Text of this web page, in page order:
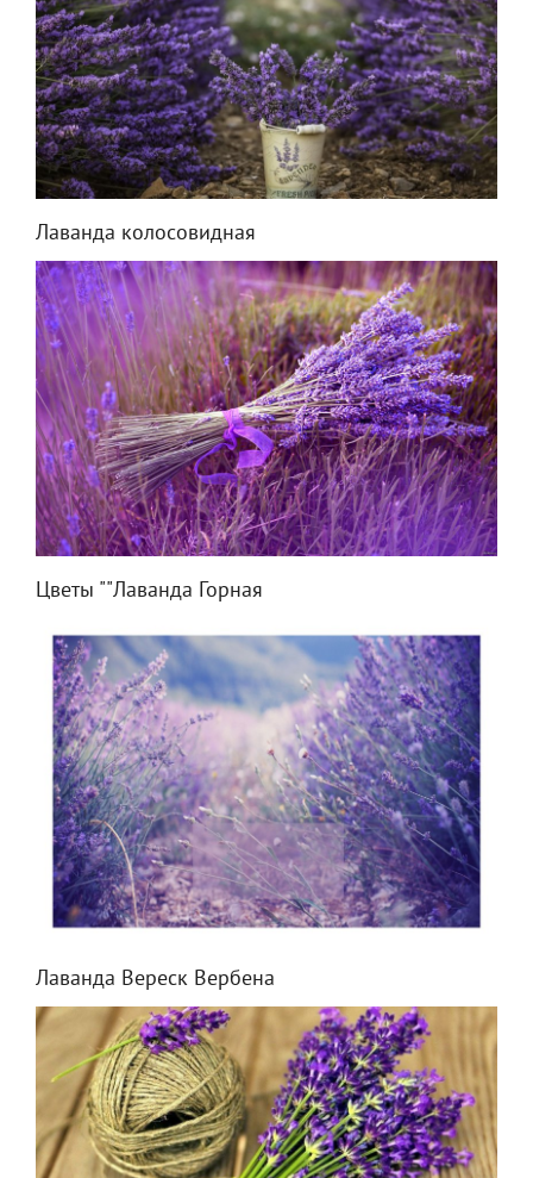
Лаванда колосовидная
Цветы ""Лаванда Горная
Лаванда Вереск Вербена